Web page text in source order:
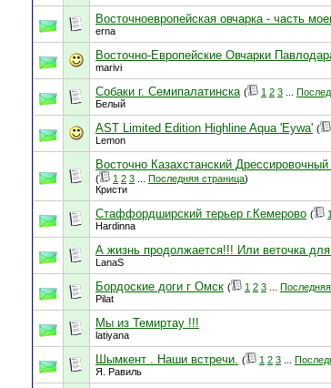
Восточноевропейская овчарка - часть
erna
Восточно-Европейские Овчарки
marivi
Собаки г. Семипалатинска ( 1 2 3
Белый
AST Limited Edition Highline Aqua 'Eywa' (
Lemon
Восточно Казахстанский
( 1 2 3 Последняя страница)
Кристи
Стаффордширский терьер г.Кемерово ( 1
Hardinna
А жизнь продолжается!!! Или веточка
LanaS
Бордоские доги г Омск ( 1 2 3
Pilat
Мы из Темиртау !!!
latiyana
Шымкент . Наши встречи. ( 1 2 3
Я. Равиль